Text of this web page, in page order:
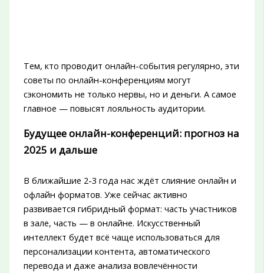
Тем, кто проводит онлайн-события регулярно, эти
советы по онлайн-конференциям могут
сэкономить не только нервы, но и деньги. А самое
главное — повысят лояльность аудитории.
Будущее онлайн-конференций: прогноз на
2025 и дальше
В ближайшие 2-3 года нас ждёт слияние онлайн и
офлайн форматов. Уже сейчас активно
развивается гибридный формат: часть участников
в зале, часть — в онлайне. Искусственный
интеллект будет всё чаще использоваться для
персонализации контента, автоматического
перевода и даже анализа вовлечённости